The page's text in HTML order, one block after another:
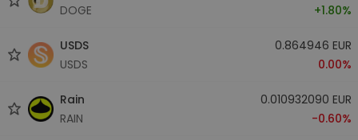
DOGE
+1.80%
USDS
USDS
0.864946 EUR
0.00%
Rain
RAIN
0.010932090 EUR
-0.60%